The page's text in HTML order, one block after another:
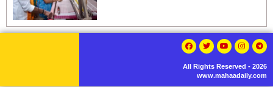
All Rights Reserved - 2026
www.mahaadaily.com